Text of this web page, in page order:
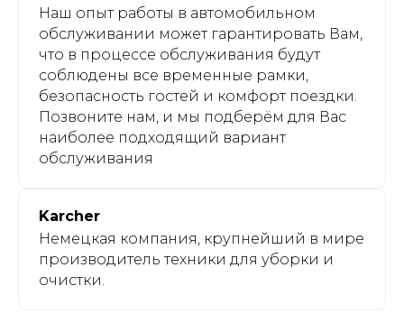
Наш опыт работы в автомобильном
обслуживании может гарантировать Вам,
что в процессе обслуживания будут
соблюдены все временные рамки,
безопасность гостей и комфорт поездки.
Позвоните нам, и мы подберём для Вас
наиболее подходящий вариант
обслуживания
Karcher
Немецкая компания, крупнейший в мире
производитель техники для уборки и
очистки.